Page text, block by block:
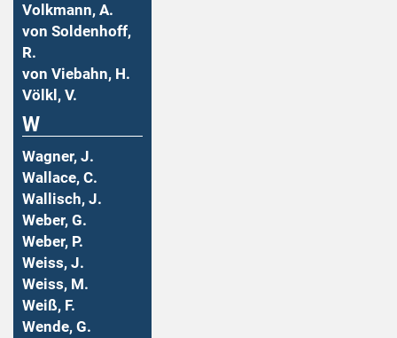
Volkmann, A.
von Soldenhoff,
R.
von Viebahn, H.
Völkl, V.
W
Wagner, J.
Wallace, C.
Wallisch, J.
Weber, G.
Weber, P.
Weiss, J.
Weiss, M.
Weiß, F.
Wende, G.